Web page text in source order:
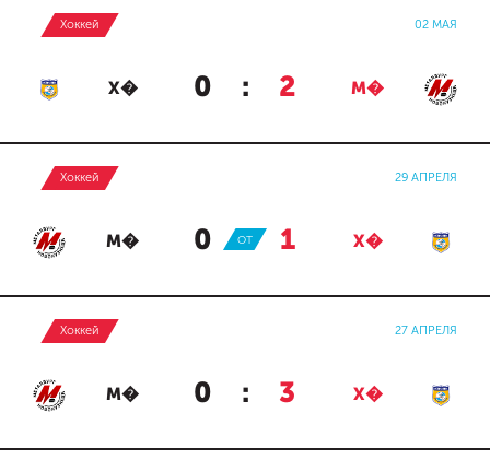
Хоккей 02 МАЯ
Х� 0 : 2 М�
Хоккей 29 АПРЕЛЯ
М� 0 : 1 Х�
ОТ
Хоккей 27 АПРЕЛЯ
М� 0 : 3 Х�